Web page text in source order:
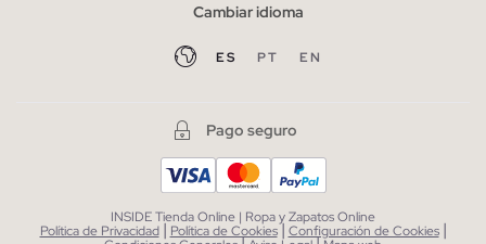
Cambiar idioma
ES PT EN
Pago seguro
INSIDE Tienda Online | Ropa y Zapatos Online
Política de Privacidad | Política de Cookies| Configuración de Cookies |